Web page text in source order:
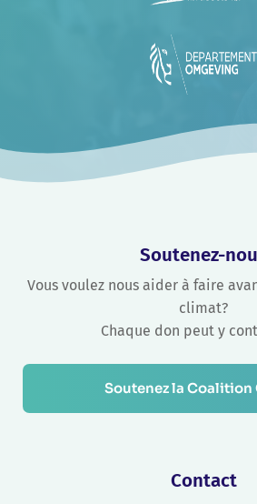
Soutenez-
Vous voulez nous aider à faire
climat?
Chaque don peut y
Soutenez la
Contact